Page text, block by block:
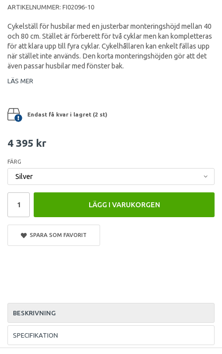
ARTIKELNUMMER: FI02096-10
Cykelställ för husbilar med en justerbar monteringshöjd mellan 40
och 80 cm. Stället är förberett för två cyklar men kan kompletteras
för att klara upp till fyra cyklar. Cykelhållaren kan enkelt fällas upp
när stället inte används. Den korta monteringshöjden gör att det
även passar husbilar med fönster bak.
LÄS MER
Endast få kvar i lagret (2 st)
4 395 kr
FÄRG
LÄGG I VARUKORGEN
SPARA SOM FAVORIT
BESKRIVNING
SPECIFIKATION